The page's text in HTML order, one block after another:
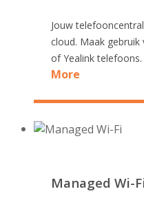
Jouw
cloud. Maak
of Yealink
More
Managed Wi-